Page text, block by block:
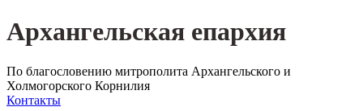
Архангельская епархия
По благословению митрополита Архангельского и
Холмогорского Корнилия
Контакты